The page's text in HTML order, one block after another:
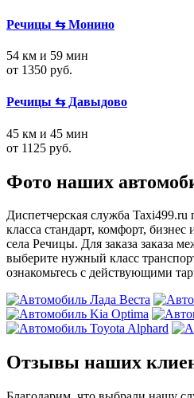
Речицы ⇆ Монино
54 км и 59 мин
от 1350 руб.
Речицы ⇆ Давыдово
45 км и 45 мин
от 1125 руб.
Фото наших
Диспетчерская служба Taxi499.ru
класса стандарт, комфорт,
села Речицы. Для заказа заказа
выберите нужный класс
ознакомьтесь с действующими
Отзывы наших